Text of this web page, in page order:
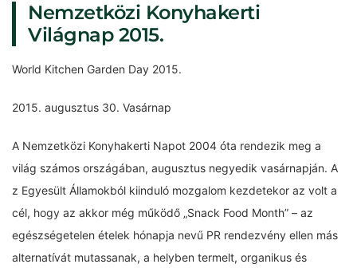
Nemzetközi Konyhakerti
Világnap 2015.
World Kitchen Garden Day 2015.
2015. augusztus 30. Vasárnap
A Nemzetközi Konyhakerti Napot 2004 óta rendezik meg a
világ számos országában, augusztus negyedik vasárnapján. A
z Egyesült Államokból kiinduló mozgalom kezdetekor az volt a
cél, hogy az akkor még működő „Snack Food Month” – az
egészségetelen ételek hónapja nevű PR rendezvény ellen más
alternatívát mutassanak, a helyben termelt, organikus és